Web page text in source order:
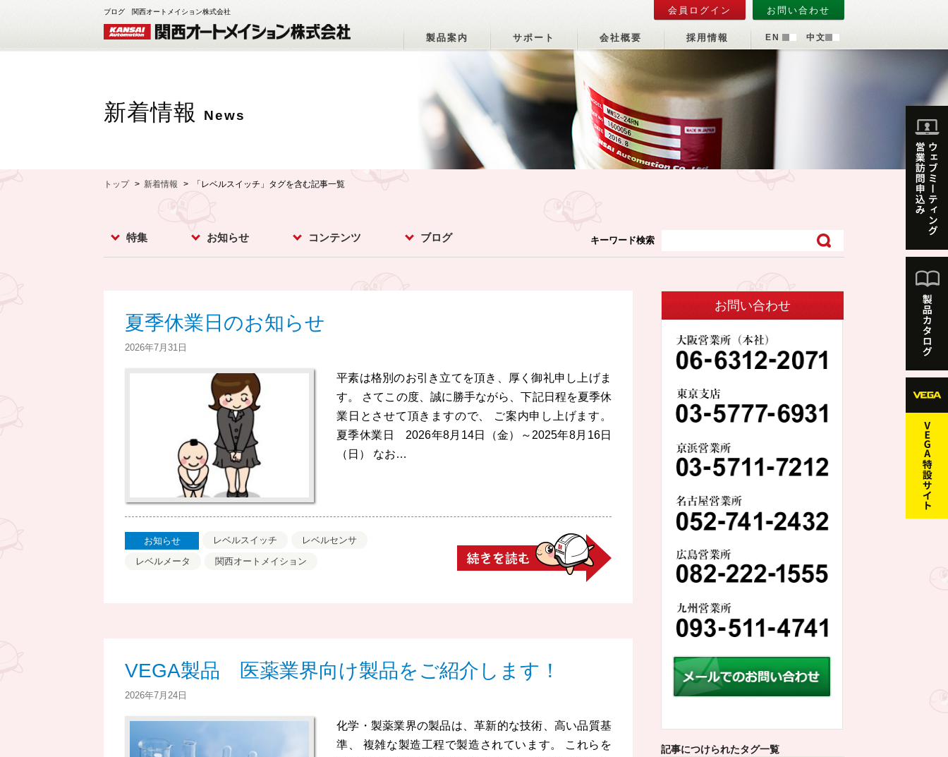
ブログ 関西オートメイション株式会社 会員ログイン お問い合わせ
製品案内 サポート 会社概要 採用情報 EN 中文
新着情報 News
トップ 新着情報 「レベルスイッチ」タグを含む記事一覧
特集 お知らせ コンテンツ
ん
ブログ キーワード検索
夏季休業日のお知らせ
2026年7月31日
平素は格別のお引き立てを頂き、厚く御礼申し上げま
す。 さてこの度、誠に勝手ながら、下記日程を夏季休
業日とさせて頂きますので、 ご案内申し上げます。
夏季休業日 2026年8月14日（金）～2025年8月16日
（日） なお…
お知らせ レベルスイッチ
レベルセンサ
レベルメータ
関西オートメイション
VEGA製品 医薬業界向け製品をご紹介します！
2026年7月24日
化学・製薬業界の製品は、革新的な技術、高い品質基
準、 複雑な製造工程で製造されています。 これらを
お問い合わせ
記事につけられたタグ一覧